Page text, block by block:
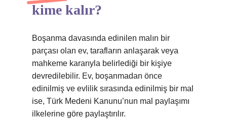
kime kalır?
Boşanma davasında edinilen malın bir
parçası olan ev, tarafların anlaşarak veya
mahkeme kararıyla belirlediği bir kişiye
devredilebilir. Ev, boşanmadan önce
edinilmiş ve evlilik sırasında edinilmiş bir mal
ise, Türk Medeni Kanunu’nun mal paylaşımı
ilkelerine göre paylaştırılır.